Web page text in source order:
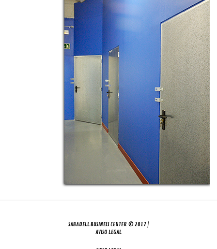
SABADELL BUSINESS CENTER © 2017 |
AVISO LEGAL